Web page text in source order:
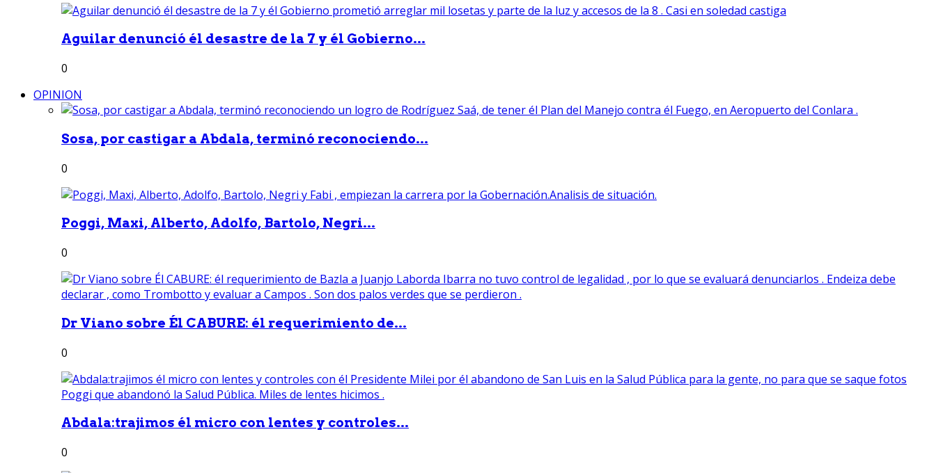
Aguilar denunció él desastre de la 7 y él Gobierno...
0
OPINION
Sosa, por castigar a Abdala, terminó reconociendo...
0
Poggi, Maxi, Alberto, Adolfo, Bartolo, Negri...
0
Dr Viano sobre Él CABURE: él requerimiento de...
0
Abdala:trajimos él micro con lentes y controles...
0